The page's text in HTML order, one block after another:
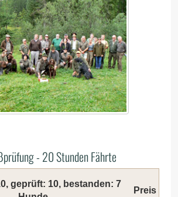
- 20 Stunden Fährte
geprüft: 10, bestanden: 7
Preis